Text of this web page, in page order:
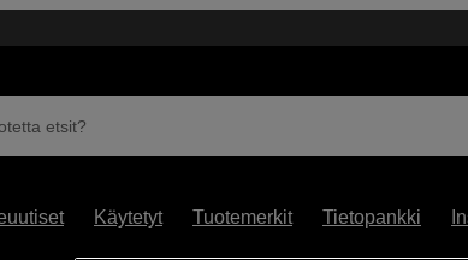
etsit?
Käytetyt Tuotemerkit Tietopankki